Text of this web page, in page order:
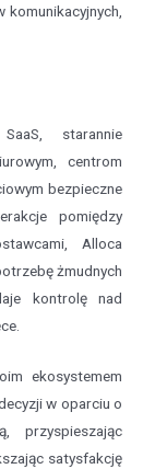
starannie
centrom
bezpieczne
pomiędzy
Alloca
żmudnych
kontrolę nad
ekosystemem
w oparciu o
przyspieszając
satysfakcję